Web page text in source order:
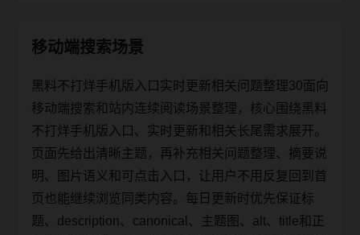
移动端搜索场景
黑料不打烊手机版入口实时更新相关问题整理30面向
移动端搜索和站内连续阅读场景整理，核心围绕黑料
不打烊手机版入口、实时更新和相关长尾需求展开。
页面先给出清晰主题，再补充相关问题整理、摘要说
明、图片语义和可点击入口，让用户不用反复回到首
页也能继续浏览同类内容。每日更新时优先保证标
题、description、canonical、主题图、alt、title和正